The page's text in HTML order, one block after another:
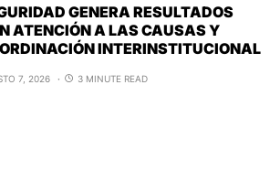
GENERA RESULTADOS
ATENCIÓN A LAS CAUSAS Y
INTERINSTITUCIONAL
7, 2026 3 MINUTE READ